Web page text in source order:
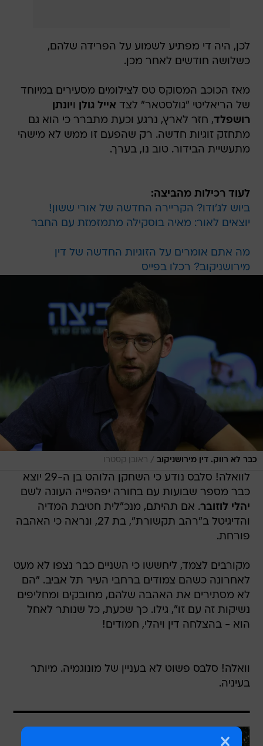
לכן, היה די מפתיע לשמוע על הפרידה שלהם,
כשלושה חודשים לאחר מכן.
מאז הכוכב המסוקס טס לצילומים מסעירים במיוחד
של הריאליטי "גולסטאר" לצד אייל גולן ויונתן
רושפלד, חזר לארץ, נרגע וכעת מתברר כי הוא גם
מתחזק זוגיות חדשה. רק שהפעם זו ממש לא מישהי
מתעשיית הבידור. טוב נו, בערך.
לעוד רכילות מהביצה:
ביוש לג'ודו? הקריירה החדשה של אורי ששון!
יוצאים לאור: מאיה בוסקילה מתמזמזת עם החבר
מה אתם אומרים על הזוגיות החדשה של דין
מירושניקוב? רכלו בפייס
כבר לא רווק. דין מירושניקוב / ראובן קסטרו
לוואלה! סלבס נודע כי השחקן הלוהט בן ה-29 יוצא
כבר מספר שבועות עם בחורה יפהפייה העונה לשם
יהלי לוזובר. אם תהיתם, מנכ"לית חטיבת המדיה
והדיגיטל ב"רהב תקשורת", בת 27, ונראה כי האהבה
פורחת.
מקורבים לצמד, ליחששו כי השניים כבר נצפו לא מעט
לאחרונה כשהם צמודים ברחבי העיר תל אביב. "הם
לא מסתירים את האהבה שלהם, מחובקים ומחליפים
נשיקות זה עם זו", גילו. כך שכעת, כל שנותר לאחל
הוא - בהצלחה דין ויהלי, חמודים!
וואלה! סלבס פשוט לא בעניין של מונוגמיה. מיותר
בעיניה.